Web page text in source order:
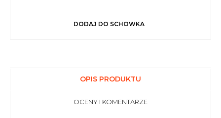
DODAJ DO SCHOWKA
OPIS PRODUKTU
OCENY I KOMENTARZE